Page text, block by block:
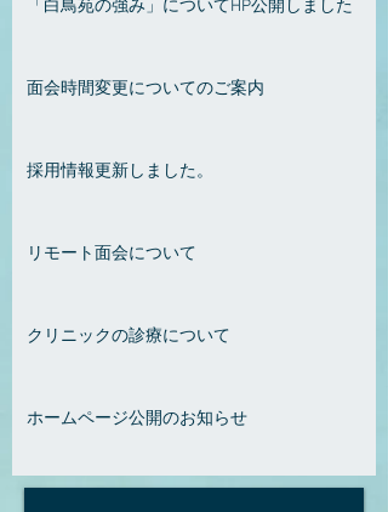
「白鳥苑の強み」についてHP公開しました
面会時間変更についてのご案内
採用情報更新しました。
リモート面会について
クリニックの診療について
ホームページ公開のお知らせ